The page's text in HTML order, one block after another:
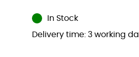
In Stock
Delivery time: 3 working